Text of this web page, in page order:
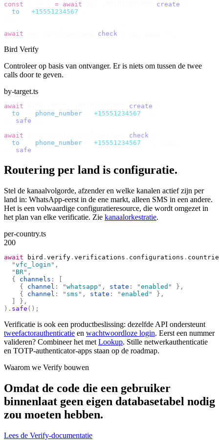
const = await create
  to
+15551234567
await
check
Bird Verify
Controleer op basis van ontvanger. Er is niets om tussen de twee
calls door te geven.
by-target.ts
await create
  to
phone_number +15551234567
safe
await
check
  to
phone_number +15551234567
safe
Routering per land is configuratie.
Stel de kanaalvolgorde, afzender en welke kanalen actief zijn per
land in: WhatsApp-eerst in de ene markt, alleen SMS in een andere.
Het is een volwaardige configuratieresource, die wordt omgezet in
het plan van elke verificatie. Zie kanaalorkestratie.
per-country.ts
200
await bird . verify . verifications . configurations .
  "
vfc_login " ,
  "
BR" ,
  {
channels :
    {
channel : "whatsapp " , state : "enabled "
},
    {
channel : " sms " , state : "enabled "
},
},
). safe ();
Verificatie is ook een productbeslissing: dezelfde API ondersteunt
tweefactorauthenticatie en wachtwoordloze login. Eerst een nummer
valideren? Combineer het met Lookup. Stille netwerkauthenticatie
en TOTP-authenticator-apps staan op de roadmap.
Waarom we Verify bouwen
Omdat de code die een gebruiker
binnenlaat geen eigen databasetabel nodig
zou moeten hebben.
Lees de Verify-documentatie